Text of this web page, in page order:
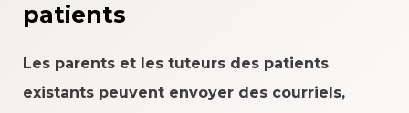
patients
Les parents et les tuteurs des patients
existants peuvent envoyer des courriels,